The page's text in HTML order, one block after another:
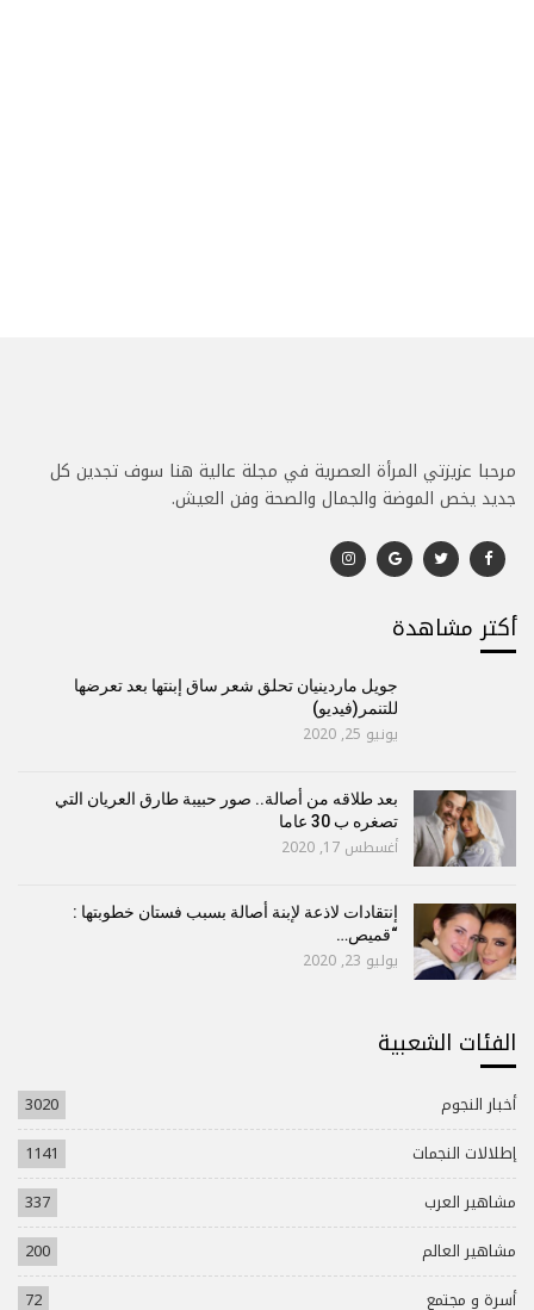
مرحبا عزيزتي المرأة العصرية في مجلة عالية هنا سوف تجدين كل
جديد يخص الموضة والجمال والصحة وفن العيش.
أكتر مشاهدة
جويل ماردينيان تحلق شعر ساق إبنتها بعد تعرضها
للتنمر(فيديو)
يونيو 25, 2020
بعد طلاقه من أصالة.. صور حبيبة طارق العريان التي
تصغره ب 30 عاما
أغسطس 17, 2020
إنتقادات لاذعة لإبنة أصالة بسبب فستان خطوبتها :
“قميص…
يوليو 23, 2020
الفئات الشعبية
أخبار النجوم
3020
إطلالات النجمات
1141
مشاهير العرب
337
مشاهير العالم
200
أسرة و مجتمع
72